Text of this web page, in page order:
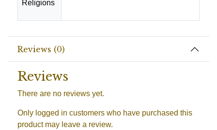
Religions
Reviews (0)
Reviews
There are no reviews yet.
Only logged in customers who have purchased this
product may leave a review.